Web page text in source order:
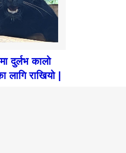
दुर्लभ कालो
लागि राखियो |